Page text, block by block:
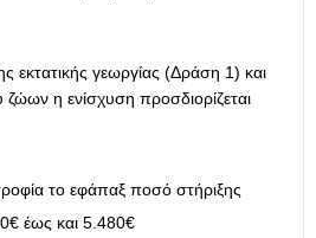
εκτατικής γεωργίας (Δράση 1) και
η ενίσχυση προσδιορίζεται
το εφάπαξ ποσό στήριξης
έως και 5.480€